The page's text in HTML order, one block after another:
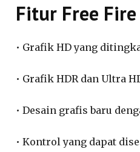
Fitur Free
• Grafik HD yang
• Grafik HDR dan Ultra
• Desain grafis baru
• Kontrol yang dapat